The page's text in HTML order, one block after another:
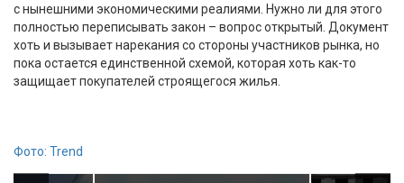
с нынешними экономическими реалиями. Нужно ли для этого
полностью переписывать закон – вопрос открытый. Документ
хоть и вызывает нарекания со стороны участников рынка, но
пока остается единственной схемой, которая хоть как-то
защищает покупателей строящегося жилья.
Фото: Trend